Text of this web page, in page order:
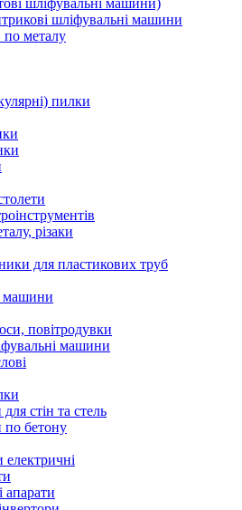
шліфувальні машини)
шліфувальні машини
по металу
пилки
різаки
для пластикових труб
машини
повітродувки
машини
стін та стель
бетону
апарати